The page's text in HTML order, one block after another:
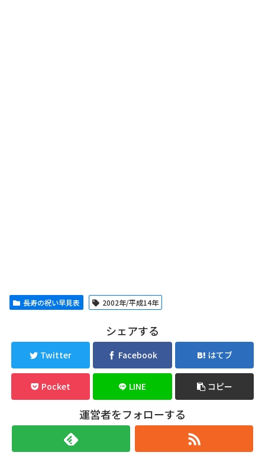
長寿の祝い早見表 2002年/平成14年
シェアする
Twitter Facebook はてブ
Pocket LINE コピー
運営者をフォローする